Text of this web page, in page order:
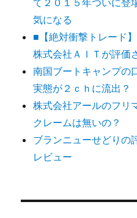
て２０１５年ついに登
気になる
■【絶対衝撃トレード
株式会社ＡＩＴが評
南国ブートキャンプの
実態が２ｃｈに流出？
株式会社アールのフリ
クレームは無いの？
ブランニューせどりの
レビュー